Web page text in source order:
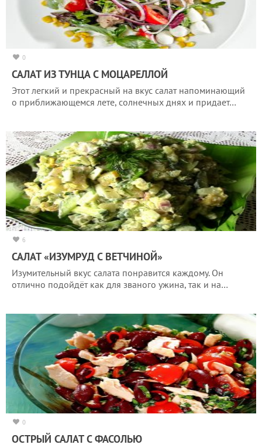
0
САЛАТ ИЗ ТУНЦА С МОЦАРЕЛЛОЙ
Этот легкий и прекрасный на вкус салат напоминающий
о приближающемся лете, солнечных днях и придает…
6
САЛАТ «ИЗУМРУД С ВЕТЧИНОЙ»
Изумительный вкус салата понравится каждому. Он
отлично подойдёт как для званого ужина, так и на…
0
ОСТРЫЙ САЛАТ С ФАСОЛЬЮ